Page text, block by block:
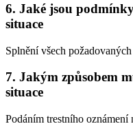
6. Jaké jsou
situace
Splnění všech
7. Jakým způsobem
situace
Podáním trestního oznámení